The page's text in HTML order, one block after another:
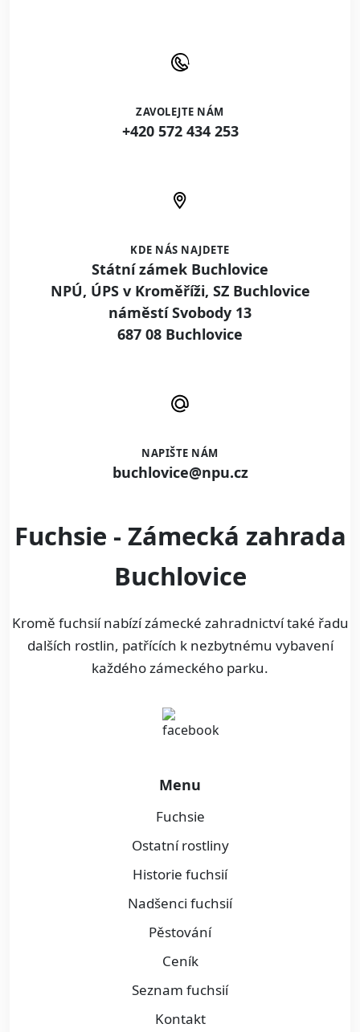
ZAVOLEJTE NÁM
+420 572 434 253
KDE NÁS NAJDETE
Státní zámek Buchlovice
NPÚ, ÚPS v Kroměříži, SZ Buchlovice
náměstí Svobody 13
687 08 Buchlovice
NAPIŠTE NÁM
buchlovice@npu.cz
Fuchsie - Zámecká zahrada
Buchlovice
Kromě fuchsií nabízí zámecké zahradnictví také řadu
dalších rostlin, patřících k nezbytnému vybavení
každého zámeckého parku.
Menu
Fuchsie
Ostatní rostliny
Historie fuchsií
Nadšenci fuchsií
Pěstování
Ceník
Seznam fuchsií
Kontakt